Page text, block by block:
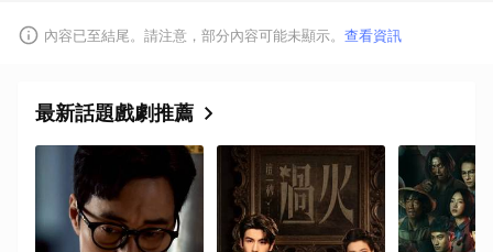
內容已至結尾。請注意，部分內容可能未顯示。 查看資訊
最新話題戲劇推薦